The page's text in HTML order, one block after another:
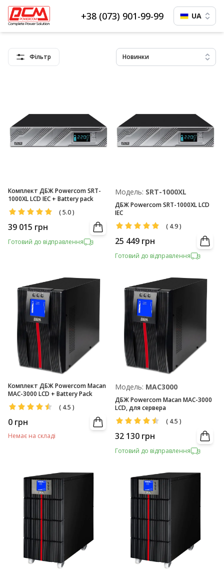
+38 (073) 901-99-99 UA
Фільтр Новинки
Комплект ДБЖ Powercom SRT-
1000XL LCD IEC + Battery pack
(5.0)
39 015 грн
Готовий до відправлення
Модель: SRT-1000XL
ДБЖ Powercom SRT-1000XL LCD
IEC
( 4.9)
25 449 грн
Готовий до відправлення
Комплект ДБЖ Powercom Macan
MAC-3000 LCD + Battery Pack
( 4.5 )
0 грн
Немає на складі
Модель: MAC3000
ДБЖ Powercom Macan MAC-3000
LCD, для сервера
( 4.5 )
32 130 грн
Готовий до відправлення